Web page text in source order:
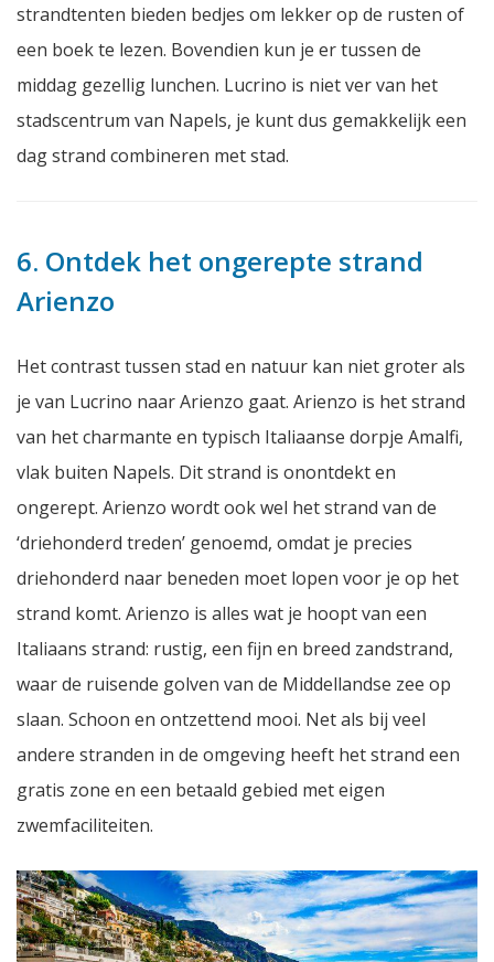
strandtenten bieden bedjes om lekker op de rusten of
een boek te lezen. Bovendien kun je er tussen de
middag gezellig lunchen. Lucrino is niet ver van het
stadscentrum van Napels, je kunt dus gemakkelijk een
dag strand combineren met stad.
6. Ontdek het ongerepte strand
Arienzo
Het contrast tussen stad en natuur kan niet groter als
je van Lucrino naar Arienzo gaat. Arienzo is het strand
van het charmante en typisch Italiaanse dorpje Amalfi,
vlak buiten Napels. Dit strand is onontdekt en
ongerept. Arienzo wordt ook wel het strand van de
‘driehonderd treden’ genoemd, omdat je precies
driehonderd naar beneden moet lopen voor je op het
strand komt. Arienzo is alles wat je hoopt van een
Italiaans strand: rustig, een fijn en breed zandstrand,
waar de ruisende golven van de Middellandse zee op
slaan. Schoon en ontzettend mooi. Net als bij veel
andere stranden in de omgeving heeft het strand een
gratis zone en een betaald gebied met eigen
zwemfaciliteiten.